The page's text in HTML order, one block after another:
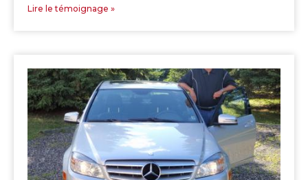
Lire le témoignage »
SHERBROOKE
GRANBY
MAGOG
DRUMMONDVILLE
COWANSVILLE
MAGOG